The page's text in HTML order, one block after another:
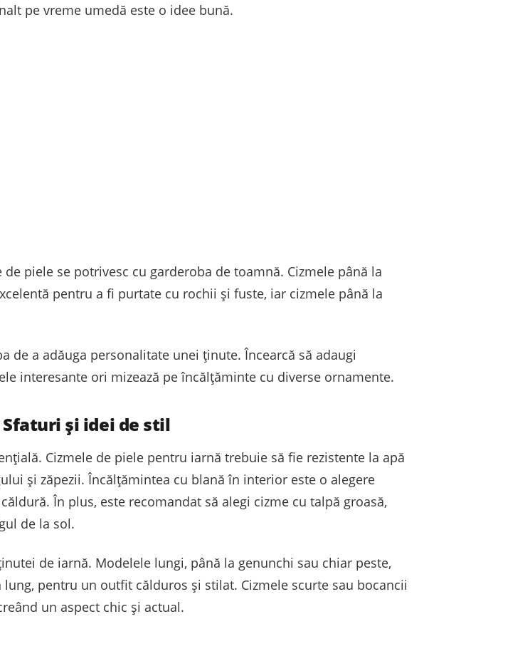
pe vreme umedă este o idee bună.
piele se potrivesc cu garderoba de toamnă. Cizmele până la
pentru a fi purtate cu rochii și fuste, iar cizmele până la
de a adăuga personalitate unei ținute. Încearcă să adaugi
interesante ori mizează pe încălțăminte cu diverse ornamente.
și idei de stil
Cizmele de piele pentru iarnă trebuie să fie rezistente la apă
și zăpezii. Încălțămintea cu blană în interior este o alegere
În plus, este recomandat să alegi cizme cu talpă groasă,
de la sol.
de iarnă. Modelele lungi, până la genunchi sau chiar peste,
pentru un outfit călduros și stilat. Cizmele scurte sau bocancii
un aspect chic și actual.